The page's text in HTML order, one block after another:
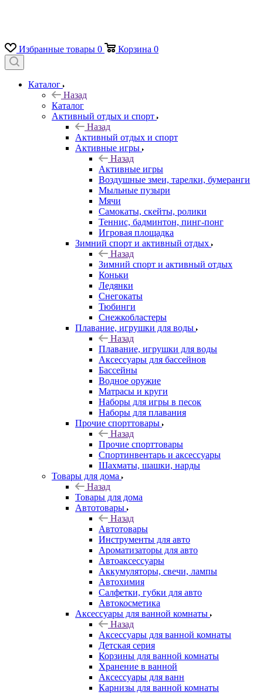
Избранные товары 0 Корзина 0
Каталог
Назад
Каталог
Активный отдых и спорт
Назад
Активный отдых и спорт
Активные игры
Назад
Активные игры
Воздушные змеи, тарелки, бумеранги
Мыльные пузыри
Мячи
Самокаты, скейты, ролики
Теннис, бадминтон, пинг-понг
Игровая площадка
Зимний спорт и активный отдых
Назад
Зимний спорт и активный отдых
Коньки
Ледянки
Снегокаты
Тюбинги
Снежкобластеры
Плавание, игрушки для воды
Назад
Плавание, игрушки для воды
Аксессуары для бассейнов
Бассейны
Водное оружие
Матрасы и круги
Наборы для игры в песок
Наборы для плавания
Прочие спорттовары
Назад
Прочие спорттовары
Спортинвентарь и аксессуары
Шахматы, шашки, нарды
Товары для дома
Назад
Товары для дома
Автотовары
Назад
Автотовары
Инструменты для авто
Ароматизаторы для авто
Автоаксессуары
Аккумуляторы, свечи, лампы
Автохимия
Салфетки, губки для авто
Автокосметика
Аксессуары для ванной комнаты
Назад
Аксессуары для ванной комнаты
Детская серия
Корзины для ванной комнаты
Хранение в ванной
Аксессуары для ванн
Карнизы для ванной комнаты